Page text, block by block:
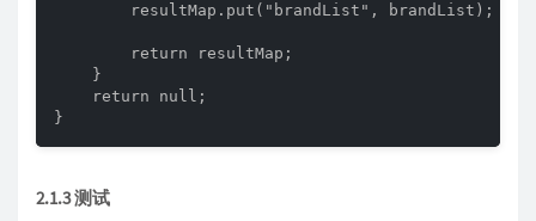
        resultMap.put("brandList", brandList);
        return resultMap;
    }
    return null;
}
2.1.3 测试